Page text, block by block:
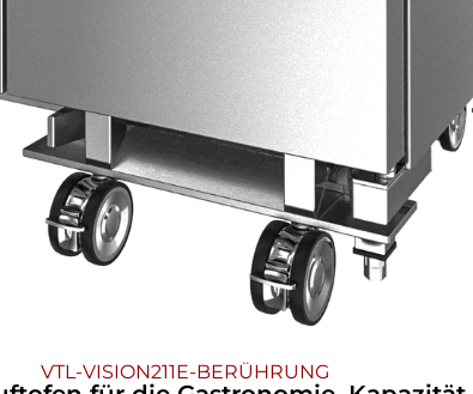
VTL-VISION211E-BERÜHRUNG